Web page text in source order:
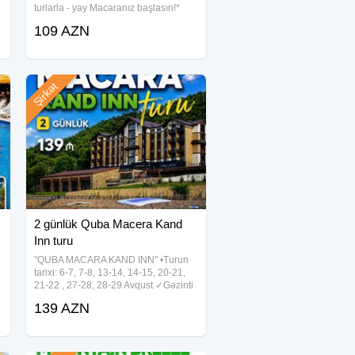
turlarla - yay Macaranız başlasın!*
Aqua Parkı həm də Qubanın füsunkar
109 AZN
2 günlük Quba Macera Kand
Inn turu
"QUBA MACARA KAND INN" •Turun
tarixi: 6-7, 7-8, 13-14, 14-15, 20-21,
21-22 , 27-28, 28-29 Avqust ✓Gəzinti
- Təngəaltı Kanyonu ✓Tur qiymətləri
Şirkət
139 AZN